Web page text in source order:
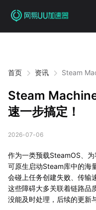
首页 资讯
Steam
Steam
速一步搞定！
2026-07-06
作为一类预载SteamOS、
可原生启动Steam库中的海
会碰上任务创建失败、传输
这些障碍大多关联着链路品
没能及时处理，后续的更新